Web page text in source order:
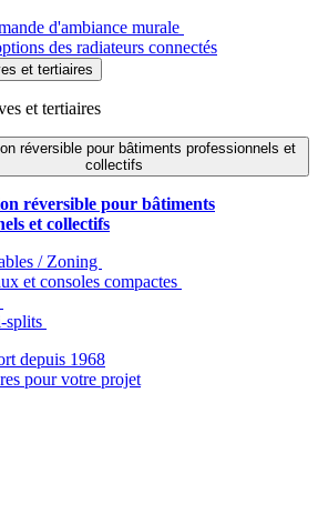
d'ambiance murale
des radiateurs connectés
et tertiaires
et tertiaires
réversible pour bâtiments professionnels et
collectifs
réversible pour bâtiments
et collectifs
/ Zoning
et consoles compactes
splits
depuis 1968
pour votre projet